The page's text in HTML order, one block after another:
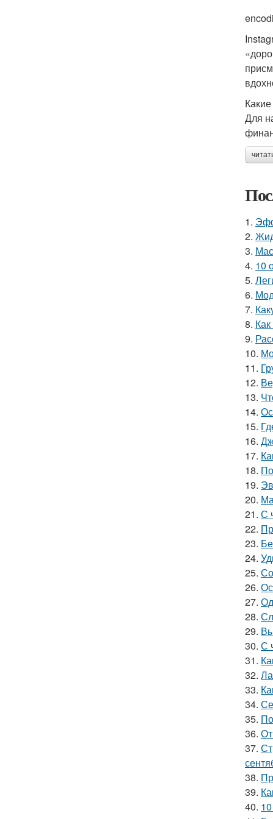
Для
1.
2.
3.
4. 10
5.
6.
7.
8.
9.
10.
11.
12.
13.
14.
15.
16.
17.
18.
19.
20.
21. С
22.
23.
24.
25.
26.
27.
28.
29.
30. С
31.
32.
33.
34.
35.
36.
37.
38.
39.
40.